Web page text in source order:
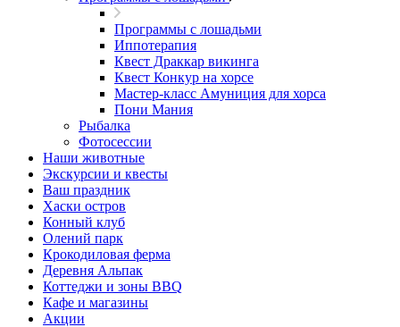
Программы с лошадьми
Иппотерапия
Квест Драккар викинга
Квест Конкур на хорсе
Мастер-класс Амуниция для хорса
Пони Мания
Рыбалка
Фотосессии
Наши животные
Экскурсии и квесты
Ваш праздник
Хаски остров
Конный клуб
Олений парк
Крокодиловая ферма
Деревня Альпак
Коттеджи и зоны BBQ
Кафе и магазины
Акции